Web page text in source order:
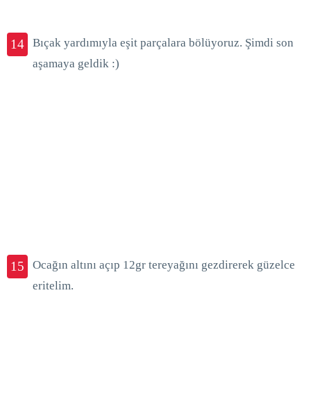
14
Bıçak yardımıyla eşit parçalara bölüyoruz. Şimdi son
aşamaya geldik :)
15
Ocağın altını açıp 12gr tereyağını gezdirerek güzelce
eritelim.